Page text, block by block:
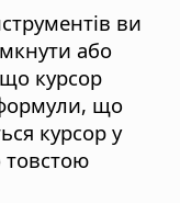
ви
або
курсор
що
курсор у
товстою